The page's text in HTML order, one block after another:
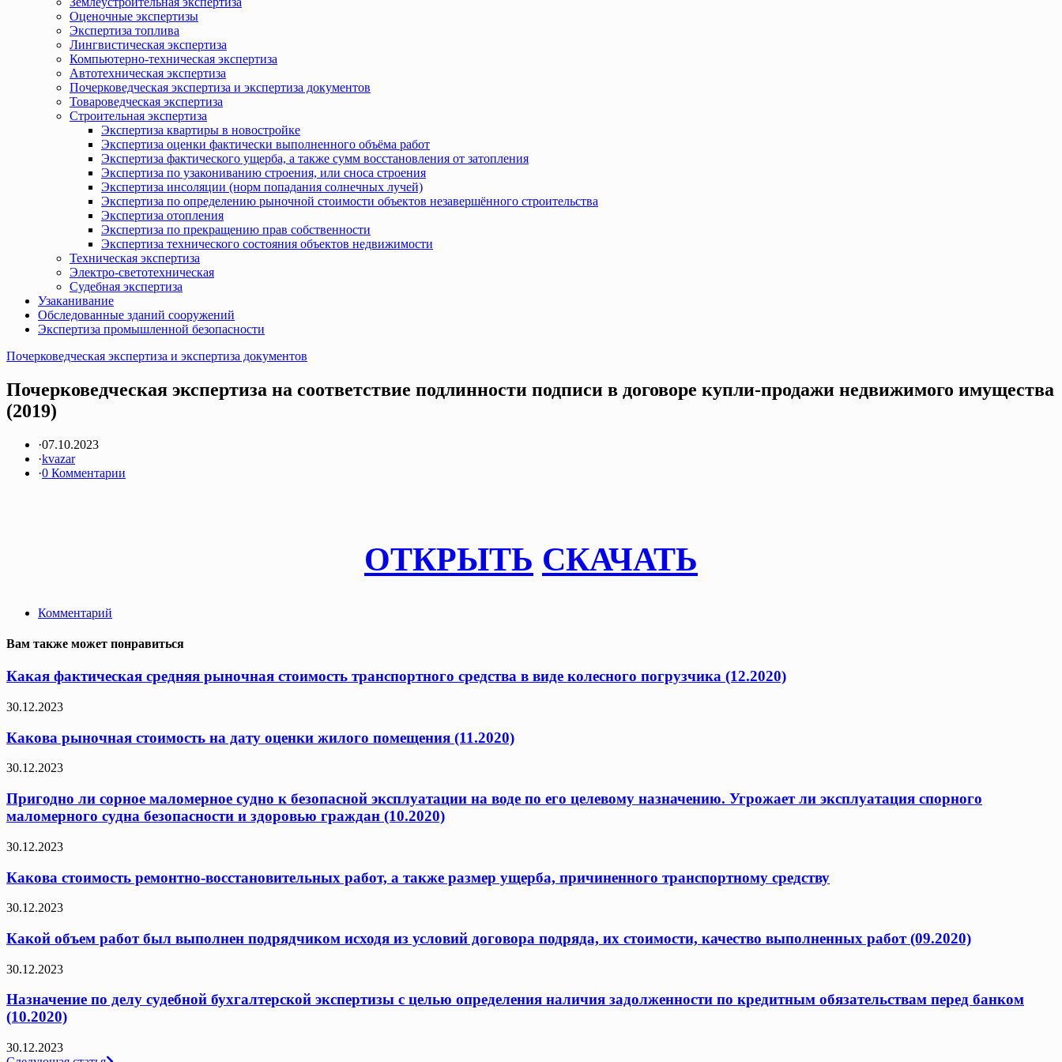
Оценочные экспертизы
Экспертиза топлива
Лингвистическая экспертиза
Компьютерно-техническая экспертиза
Автотехническая экспертиза
Почерковедческая экспертиза и экспертиза документов
Товароведческая экспертиза
Строительная экспертиза
Экспертиза квартиры в новостройке
Экспертиза оценки фактически выполненного объёма работ
Экспертиза фактического ущерба, а также сумм восстановления от затопления
Экспертиза по узакониванию строения, или сноса строения
Экспертиза инсоляции (норм попадания солнечных лучей)
Экспертиза по определению рыночной стоимости объектов незавершённого строительства
Экспертиза отопления
Экспертиза по прекращению прав собственности
Экспертиза технического состояния объектов недвижимости
Техническая экспертиза
Электро-светотехническая
Судебная экспертиза
Узаканивание
Обследованные зданий сооружений
Экспертиза промышленной безопасности
Почерковедческая экспертиза и экспертиза документов
Почерковедческая экспертиза на соответствие подлинности подписи в договоре купли-продажи недвижимого имущества
(2019)
·07.10.2023
·kvazar
·0 Комментарии
ОТКРЫТЬ СКАЧАТЬ
Комментарий
Вам также может понравиться
Какая фактическая средняя рыночная стоимость транспортного средства в виде колесного погрузчика (12.2020)
30.12.2023
Какова рыночная стоимость на дату оценки жилого помещения (11.2020)
30.12.2023
Пригодно ли сорное маломерное судно к безопасной эксплуатации на воде по его целевому назначению. Угрожает ли эксплуатация спорного
маломерного судна безопасности и здоровью граждан (10.2020)
30.12.2023
Какова стоимость ремонтно-восстановительных работ, а также размер ущерба, причиненного транспортному средству
30.12.2023
Какой объем работ был выполнен подрядчиком исходя из условий договора подряда, их стоимости, качество выполненных работ (09.2020)
30.12.2023
Назначение по делу судебной бухгалтерской экспертизы с целью определения наличия задолженности по кредитным обязательствам перед банком
(10.2020)
30.12.2023